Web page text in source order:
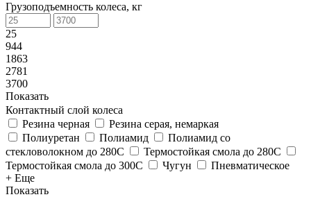
Грузоподъемность колеса, кг
25
944
1863
2781
3700
Показать
Контактный слой колеса
Резина черная
Резина серая, немаркая
Полиуретан
Полиамид
Полиамид со
стекловолокном до 280С
Термостойкая смола до 280С
Термостойкая смола до 300С
Чугун
Пневматическое
+ Еще
Показать